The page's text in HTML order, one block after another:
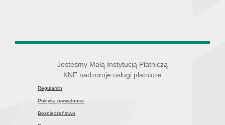
Jesteśmy Małą Instytucją Płatniczą
KNF nadzoruje usługi płatnicze
Regulamin
Polityka prywatnosci
Bezpieczeństwo